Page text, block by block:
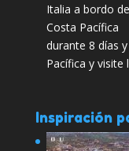
durante 8 días
Pacífica y visite
Inspiración